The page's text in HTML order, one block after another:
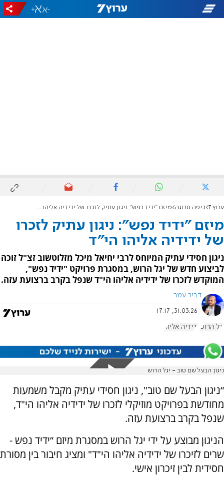
-
+
ערוץ 7 כיפה סרוגה מיזם "ידיד נפש": ניגון עתיק לזכרו של ידידיה אליהו הי"ד
מיזם "ידיד נפש": ניגון עתיק לזכרו
של ידידיה אליהו הי"ד
ניגון חסידי עתיק המיוחס לרבי יחיאל מיכל מזלוטשוב זצ"ל זוכה
לביצוע חדש של יגל הרוש, במסגרת פרויקט "ידיד נפש",
המוקדש לזכרו של ידידיה אליהו הי"ד שנפל בקרב ברצועת עזה.
דביר עמר
31.03.26, 17:17
יגל הרוש ידידיה אליהו
ניגון הבעל שם טוב - יגל הרוש
“ניגון הבעל שם טוב", ניגון חסידי עתיק מקבל משמעות
מחודשת בפרויקט מוזיקלי לזכרו של ידידיה אליהו הי"ד,
שנפל בקרב ברצועת עזה.
הניגון מבוצע על ידי יגל הרוש במסגרת מיזם “ידיד נפש -
שרים לזיכרו של ידידיה אליהו הי"ד" ומציג חיבור בין מסורת
חסידית לבין זיכרון אישי.